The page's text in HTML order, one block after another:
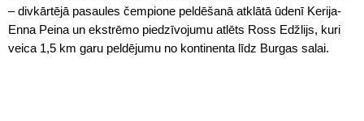
– divkārtējā pasaules čempione peldēšanā atklātā ūdenī Kerija-
Enna Peina un ekstrēmo piedzīvojumu atlēts Ross Edžlijs, kuri
veica 1,5 km garu peldējumu no kontinenta līdz Burgas salai.